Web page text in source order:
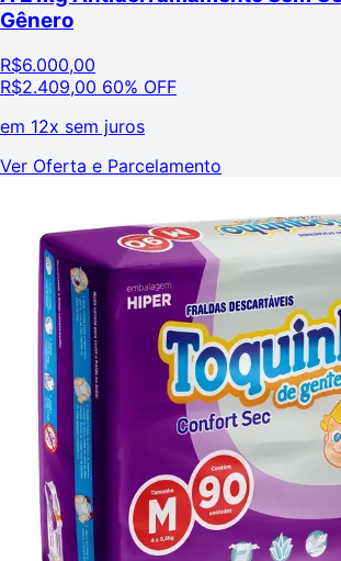
Gênero
R$6.000,00
R$2.409,00 60% OFF
em 12x sem juros
Ver Oferta e Parcelamento